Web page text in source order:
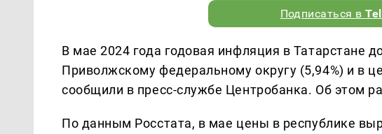
Подписаться в
В мае 2024 года годовая инфляция в Татарстане
Приволжскому федеральному округу (5,94%) и в
сообщили в пресс-службе Центробанка. Об этом
По данным Росстата, в мае цены в республике